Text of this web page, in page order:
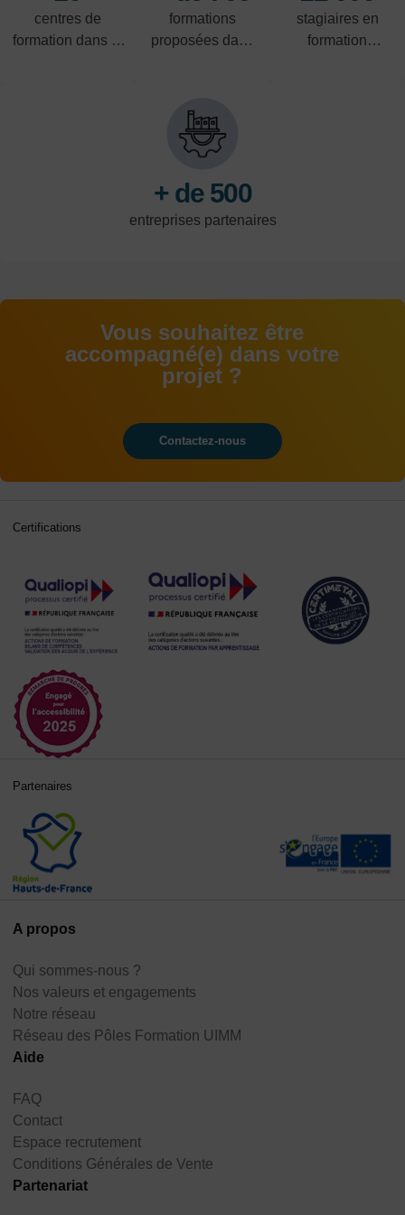
centres de
formation dans le
formations
proposées dans
logistique.
stagiaires en
formation
+ de 500
entreprises partenaires
Vous souhaitez être
accompagné(e) dans votre
projet ?
Contactez-nous
A propos
Qui sommes-nous ?
Nos valeurs et engagements
Notre réseau
Réseau des Pôles Formation UIMM
Aide
FAQ
Contact
Espace recrutement
Conditions Générales de Vente
Partenariat
Certifications
Partenaires